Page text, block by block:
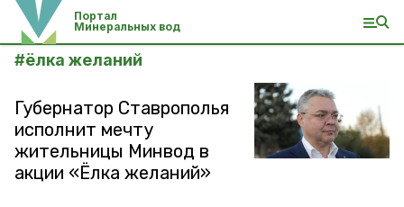
Портал
Минеральных вод
#ёлка желаний
Губернатор Ставрополья
исполнит мечту
жительницы Минвод в
акции «Ёлка желаний»